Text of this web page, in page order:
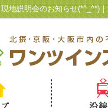
地説明会のお知らせ(*^_^*)